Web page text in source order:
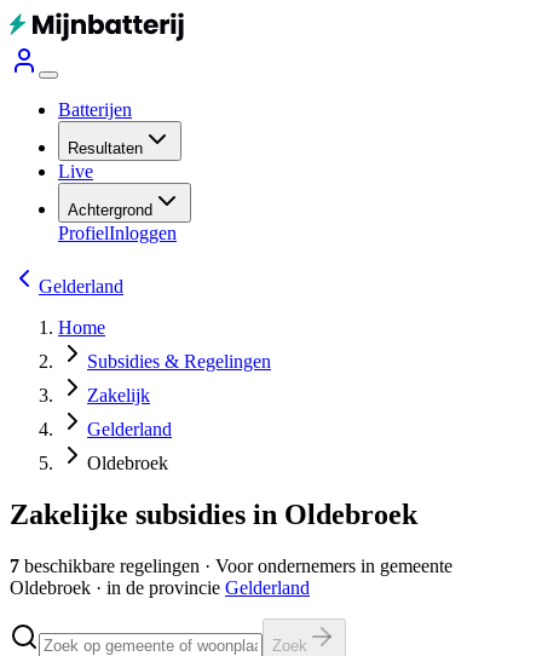
Batterijen
Resultaten
Live
Achtergrond
ProfielInloggen
Gelderland
Home
Subsidies & Regelingen
Zakelijk
Gelderland
Oldebroek
Zakelijke subsidies in Oldebroek
7 beschikbare regelingen · Voor ondernemers in gemeente
Oldebroek · in de provincie Gelderland
Zoek